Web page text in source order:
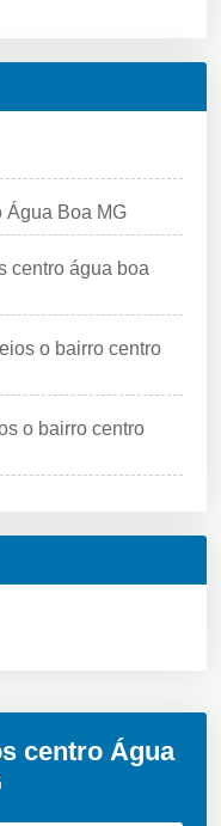
Água Boa MG
centro água boa
o bairro centro
o bairro centro
centro Água